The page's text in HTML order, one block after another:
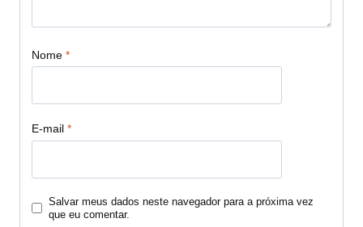
Nome *
E-mail *
Salvar meus dados neste navegador para a próxima vez
que eu comentar.